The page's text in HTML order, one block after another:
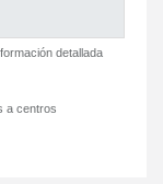
detallada
a centros